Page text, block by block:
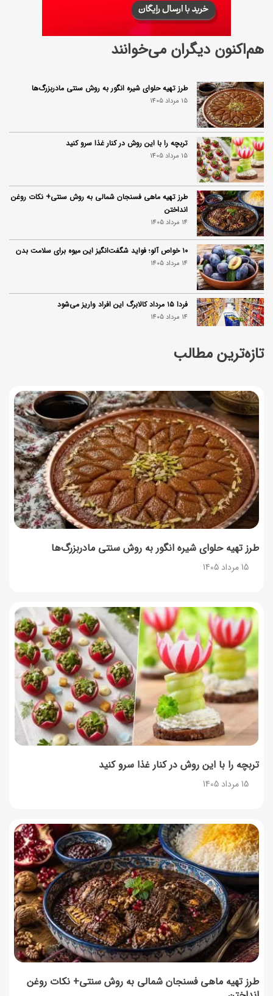
تازه‌ترین مطالب
طرز تهیه حلوای شیره انگور به روش سنتی مادربزرگ‌ها
15 مرداد 1405
تربچه را با این روش در کنار غذا سرو کنید
15 مرداد 1405
طرز تهیه ماهی فسنجان شمالی به روش سنتی+ نکات روغن
هم‌اکنون دیگران می‌خوانند
طرز تهیه حلوای شیره انگور به روش سنتی مادربزرگ‌ها
15 مرداد 1405
تربچه را با این روش در کنار غذا سرو کنید
15 مرداد 1405
طرز تهیه ماهی فسنجان شمالی به روش سنتی+ نکات روغن
انداختن
14 مرداد 1405
۱۰ خواص آلو؛ فواید شگفت‌انگیز این میوه برای سلامت بدن
14 مرداد 1405
فردا ۱۵ مرداد کالابرگ این افراد واریز می‌شود
14 مرداد 1405
زمان شارژ کالابرگ تغییر کرد؛ جزئیات برنامه جدید واریز اعتبار
توصیه‌های مهم برای دفع انواع حشرات در خانه
14 مرداد 1405
طرز تهیه آلبالو شور خانگی؛ خوش‌رنگ و بدون کپک
14 مرداد 1405
طرز تهیه پنکیک با شیره انگور؛ صبحانه‌ای سالم و انرژی‌بخش
14 مرداد 1405
طرز تهیه پش ملبا (پیچ ملبا)؛ دسر کلاسیک هلو و بستنی
13 مرداد 1405
طرز تهیه حلوای بحرینی؛ دسر سنتی خاورمیانه‌ای
13 مرداد 1405